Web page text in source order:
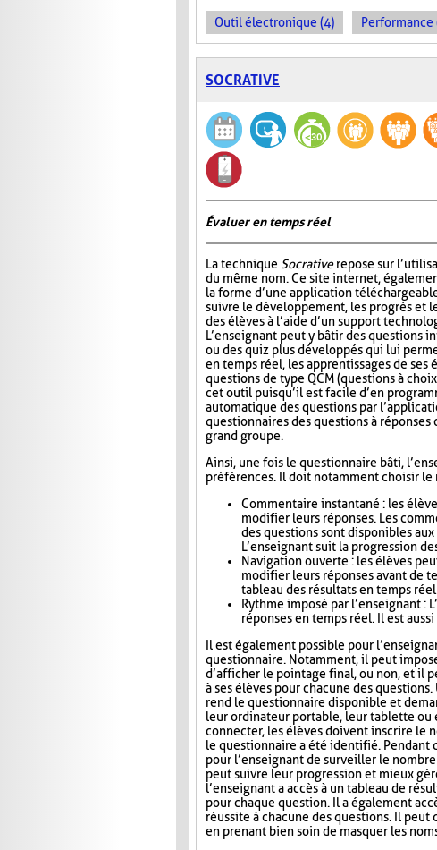
Outil électronique (4) Performance
SOCRATIVE
Évaluer en temps réel
La technique Socrativerepose sur
du même nom. Ce site internet,
la forme d’une application
suivre le développement, les progrès et
des élèves à l’aide d’un support
L’enseignant peut y bâtir des questions
ou des quiz plus développés qui lui
en temps réel, les apprentissages de ses
questions de type QCM (questions à
cet outil puisqu’il est facile d’en
automatique des questions par
questionnaires des questions à
grand groupe.
Ainsi, une fois le questionnaire bâti,
préférences. Il doit notamment choisir
Commentaire instantané : les
modifier leurs réponses. Les
des questions sont disponibles
L’enseignant suit la progression
Navigation ouverte : les élèves
modifier leurs réponses avant de
tableau des résultats en temps
Rythme imposé par l’enseignant :
réponses en temps réel. Il est
Il est également possible pour
questionnaire. Notamment, il peut
d’afficher le pointage final, ou non, et il
à ses élèves pour chacune des
rend le questionnaire disponible et
leur ordinateur portable, leur tablette
connecter, les élèves doivent inscrire le
le questionnaire a été identifié. Pendant
pour l’enseignant de surveiller le
peut suivre leur progression et mieux
l’enseignant a accès à un tableau de
pour chaque question. Il a également
réussite à chacune des questions. Il
en prenant bien soin de masquer les